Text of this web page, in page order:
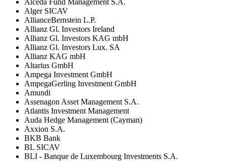
Alceda Fund Management S.A.
Alger SICAV
AllianceBernstein L.P.
Allianz Gl. Investors Ireland
Allianz Gl. Investors KAG mbH
Allianz Gl. Investors Lux. SA
Allianz KAG mbH
Altarius GmbH
Ampega Investment GmbH
AmpegaGerling Investment GmbH
Amundi
Assenagon Asset Management S.A.
Atlantis Investment Management
Auda Hedge Management (Cayman)
Axxion S.A.
BKB Bank
BL SICAV
BLI - Banque de Luxembourg Investments S.A.